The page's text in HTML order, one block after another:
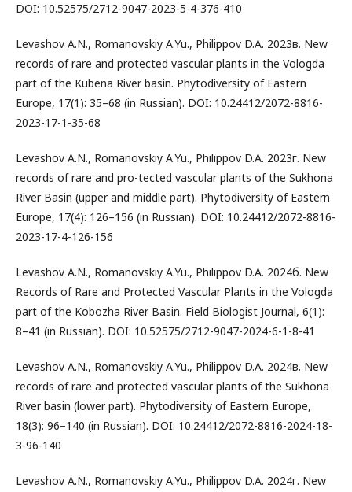
DOI: 10.52575/2712-9047-2023-5-4-376-410
Levashov A.N., Romanovskiy A.Yu., Philippov D.A. 2023в. New
records of rare and protected vascular plants in the Vologda
part of the Kubena River basin. Phytodiversity of Eastern
Europe, 17(1): 35–68 (in Russian). DOI: 10.24412/2072-8816-
2023-17-1-35-68
Levashov A.N., Romanovskiy A.Yu., Philippov D.A. 2023г. New
records of rare and pro-tected vascular plants of the Sukhona
River Basin (upper and middle part). Phytodiversity of Eastern
Europe, 17(4): 126–156 (in Russian). DOI: 10.24412/2072-8816-
2023-17-4-126-156
Levashov A.N., Romanovskiy A.Yu., Philippov D.A. 2024б. New
Records of Rare and Protected Vascular Plants in the Vologda
part of the Kobozha River Basin. Field Biologist Journal, 6(1):
8–41 (in Russian). DOI: 10.52575/2712-9047-2024-6-1-8-41
Levashov A.N., Romanovskiy A.Yu., Philippov D.A. 2024в. New
records of rare and protected vascular plants of the Sukhona
River basin (lower part). Phytodiversity of Eastern Europe,
18(3): 96–140 (in Russian). DOI: 10.24412/2072-8816-2024-18-
3-96-140
Levashov A.N., Romanovskiy A.Yu., Philippov D.A. 2024г. New